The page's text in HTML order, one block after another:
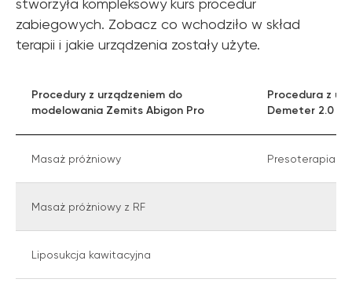
stworzyła kompleksowy kurs procedur
zabiegowych. Zobacz co wchodziło w skład
terapii i jakie urządzenia zostały użyte.
Procedury z urządzeniem do
modelowania Zemits Abigon Pro
Procedura z
Demeter 2.0
Masaż próżniowy Presoterapia
Masaż próżniowy z RF
Liposukcja kawitacyjna